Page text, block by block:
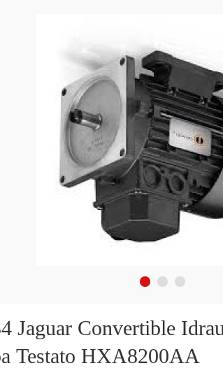
Jaguar Convertible
Testato HXA8200AA